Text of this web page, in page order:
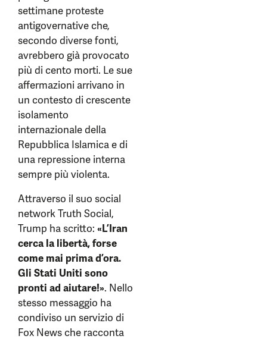
settimane proteste
antigovernative che,
secondo diverse fonti,
avrebbero già provocato
più di cento morti. Le sue
affermazioni arrivano in
un contesto di crescente
isolamento
internazionale della
Repubblica Islamica e di
una repressione interna
sempre più violenta.
Attraverso il suo social
network Truth Social,
Trump ha scritto: «L’Iran
cerca la libertà, forse
come mai prima d’ora.
Gli Stati Uniti sono
pronti ad aiutare!». Nello
stesso messaggio ha
condiviso un servizio di
Fox News che racconta